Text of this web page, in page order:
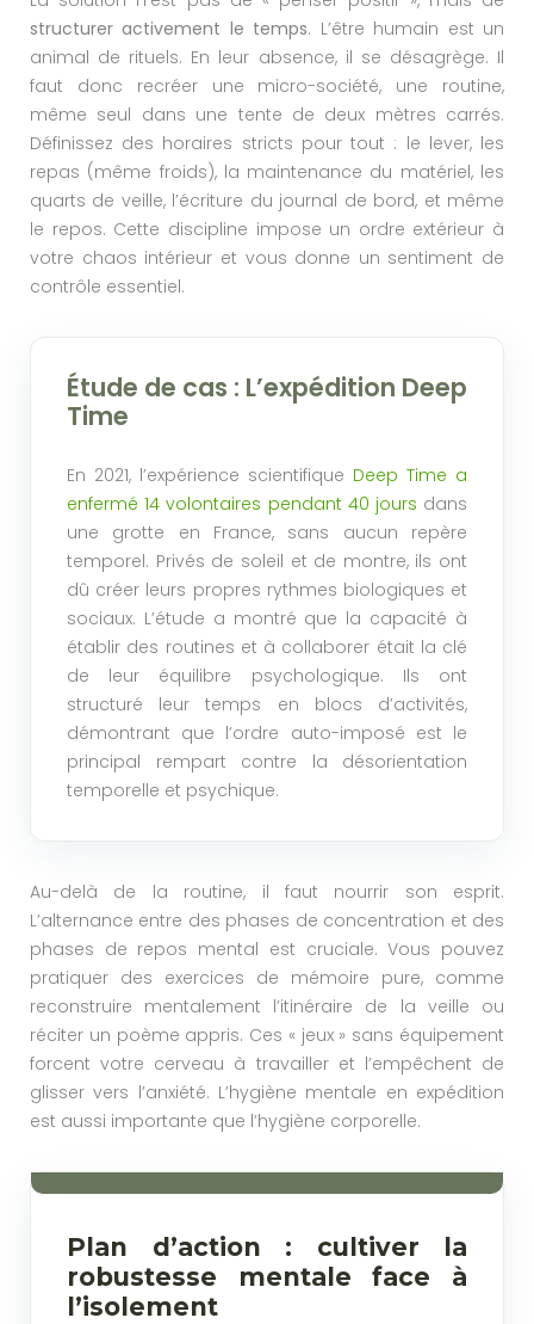
structurer activement le temps. L’être humain est un
animal de rituels. En leur absence, il se désagrège. Il
faut donc recréer une micro-société, une routine,
même seul dans une tente de deux mètres carrés.
Définissez des horaires stricts pour tout : le lever, les
repas (même froids), la maintenance du matériel, les
quarts de veille, l’écriture du journal de bord, et même
le repos. Cette discipline impose un ordre extérieur à
votre chaos intérieur et vous donne un sentiment de
contrôle essentiel.
Étude de cas : L’expédition Deep
Time
En 2021, l’expérience scientifique Deep Time a
enfermé 14 volontaires pendant 40 jours dans
une grotte en France, sans aucun repère
temporel. Privés de soleil et de montre, ils ont
dû créer leurs propres rythmes biologiques et
sociaux. L’étude a montré que la capacité à
établir des routines et à collaborer était la clé
de leur équilibre psychologique. Ils ont
structuré leur temps en blocs d’activités,
démontrant que l’ordre auto-imposé est le
principal rempart contre la désorientation
temporelle et psychique.
Au-delà de la routine, il faut nourrir son esprit.
L’alternance entre des phases de concentration et des
phases de repos mental est cruciale. Vous pouvez
pratiquer des exercices de mémoire pure, comme
reconstruire mentalement l’itinéraire de la veille ou
réciter un poème appris. Ces « jeux » sans équipement
forcent votre cerveau à travailler et l’empêchent de
glisser vers l’anxiété. L’hygiène mentale en expédition
est aussi importante que l’hygiène corporelle.
Plan d’action : cultiver la
robustesse mentale face à
l’isolement